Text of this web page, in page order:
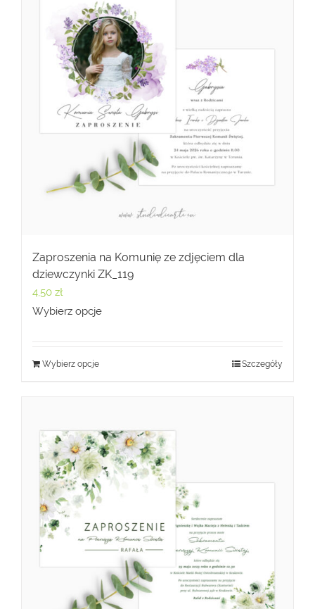
Zaproszenia na Komunię ze zdjęciem dla
dziewczynki ZK_119
4,50 zł
Wybierz opcje
Wybierz opcje Szczegóły